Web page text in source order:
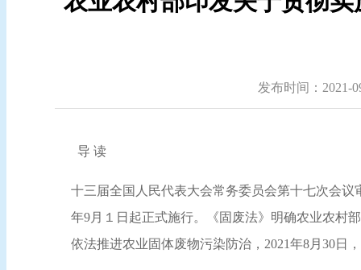
发布时间：2021-
导 读
十三届全国人民代表大会常务委员会第十七次会
年9月１日起正式施行。《固废法》明确农业农村
依法推进农业固体废物污染防治，2021年8月30日